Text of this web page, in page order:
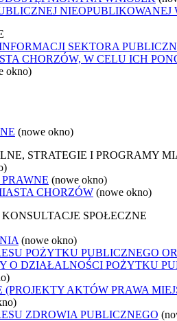
NIEOPUBLIKOWANEJ
SEKTORA
CHORZÓW, W CELU ICH
okno)
(nowe okno)
STRATEGIE I PROGRAMY
(nowe okno)
CHORZÓW (nowe okno)
SPOŁECZNE
(nowe okno)
POŻYTKU PUBLICZNEGO
O DZIAŁALNOŚCI POŻYTKU
AKTÓW PRAWA
ZDROWIA PUBLICZNEGO